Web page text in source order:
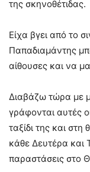
της σκηνοθέτιδας.
Είχα βγει από το
Παπαδιαμάντης
αίθουσες και να
Διαβάζω τώρα με
γράφονται αυτές
ταξίδι της και
κάθε Δευτέρα και
παραστάσεις στο